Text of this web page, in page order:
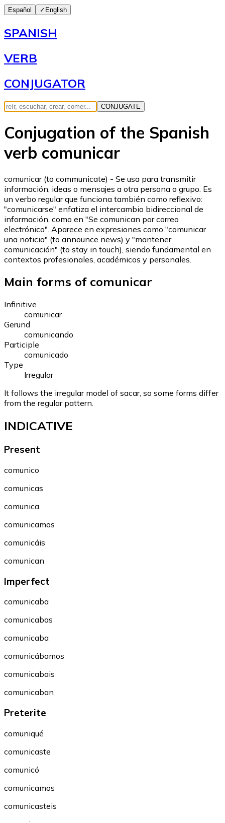
Español ✓ English
SPANISH
VERB
CONJUGATOR
CONJUGATE
Conjugation of the Spanish
verb comunicar
comunicar (to communicate) - Se usa para transmitir
información, ideas o mensajes a otra persona o grupo. Es
un verbo regular que funciona también como reflexivo:
"comunicarse" enfatiza el intercambio bidireccional de
información, como en "Se comunican por correo
electrónico". Aparece en expresiones como "comunicar
una noticia" (to announce news) y "mantener
comunicación" (to stay in touch), siendo fundamental en
contextos profesionales, académicos y personales.
Main forms of comunicar
Infinitive
comunicar
Gerund
comunicando
Participle
comunicado
Type
Irregular
It follows the irregular model of sacar, so some forms differ
from the regular pattern.
INDICATIVE
Present
comunico
comunicas
comunica
comunicamos
comunicáis
comunican
Imperfect
comunicaba
comunicabas
comunicaba
comunicábamos
comunicabais
comunicaban
Preterite
comuniqué
comunicaste
comunicó
comunicamos
comunicasteis